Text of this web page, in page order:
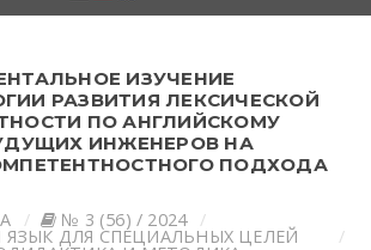
ИЗУЧЕНИЕ
РАЗВИТИЯ ЛЕКСИЧЕСКОЙ
ПО АНГЛИЙСКОМУ
ИНЖЕНЕРОВ НА
ПОДХОДА
№ 3 (56) / 2024
ДЛЯ СПЕЦИАЛЬНЫХ ЦЕЛЕЙ